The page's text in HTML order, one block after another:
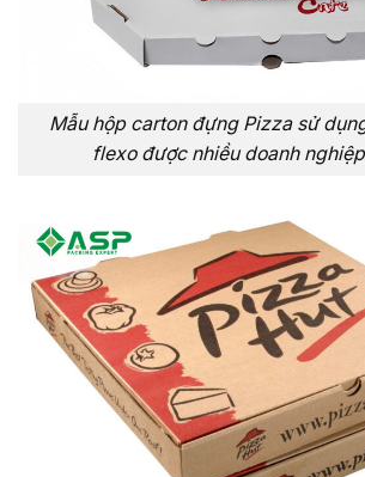
Mẫu hộp carton đựng Pizza sử
flexo được nhiều doanh